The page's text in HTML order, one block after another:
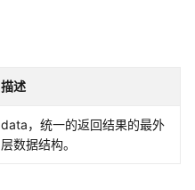
描述
data，统一的返回结果的最外
层数据结构。